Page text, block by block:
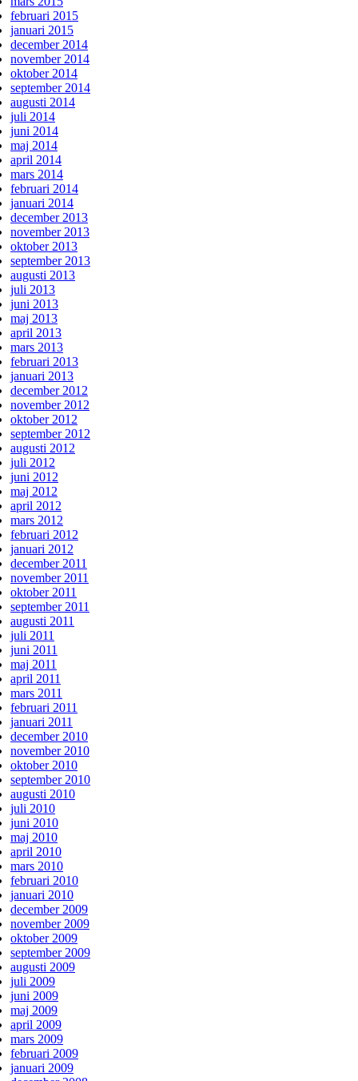
februari 2015
januari 2015
december 2014
november 2014
oktober 2014
september 2014
augusti 2014
juli 2014
juni 2014
maj 2014
april 2014
mars 2014
februari 2014
januari 2014
december 2013
november 2013
oktober 2013
september 2013
augusti 2013
juli 2013
juni 2013
maj 2013
april 2013
mars 2013
februari 2013
januari 2013
december 2012
november 2012
oktober 2012
september 2012
augusti 2012
juli 2012
juni 2012
maj 2012
april 2012
mars 2012
februari 2012
januari 2012
december 2011
november 2011
oktober 2011
september 2011
augusti 2011
juli 2011
juni 2011
maj 2011
april 2011
mars 2011
februari 2011
januari 2011
december 2010
november 2010
oktober 2010
september 2010
augusti 2010
juli 2010
juni 2010
maj 2010
april 2010
mars 2010
februari 2010
januari 2010
december 2009
november 2009
oktober 2009
september 2009
augusti 2009
juli 2009
juni 2009
maj 2009
april 2009
mars 2009
februari 2009
januari 2009